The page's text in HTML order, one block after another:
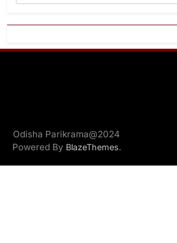
Odisha Parikrama@2024
Powered By BlazeThemes.